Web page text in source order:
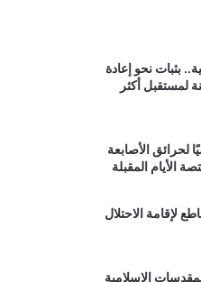
بثبات نحو إعادة
لمستقبل أكثر
لحرائق الأصابعة
الأيام المقبلة
لإقامة الاحتلال
الإسلامية